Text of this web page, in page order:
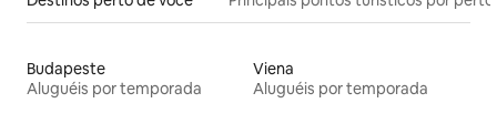
Budapeste
Aluguéis por temporada
Viena
Aluguéis por temporada